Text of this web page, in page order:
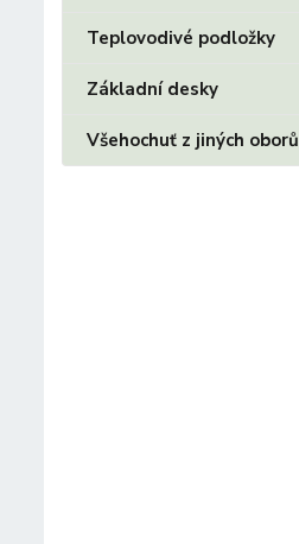
Teplovodivé podložky
Základní desky
Všehochuť z jiných oborů